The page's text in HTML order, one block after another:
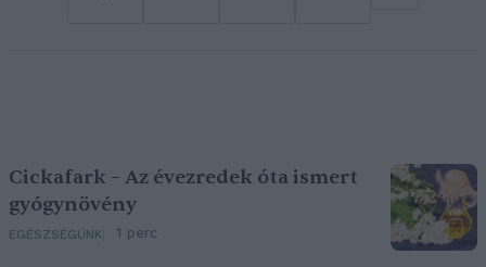
Cickafark – Az évezredek óta ismert
gyógynövény
EGÉSZSÉGÜNK 1 perc